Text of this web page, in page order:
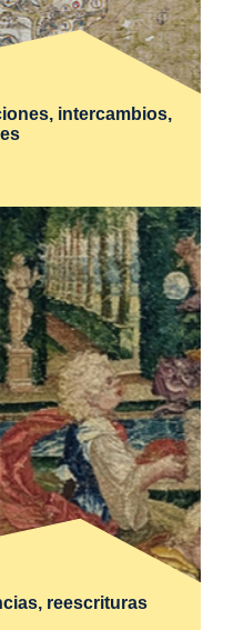
intercambios,
reescrituras